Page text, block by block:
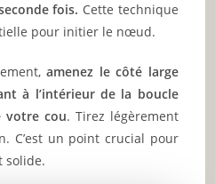
fois. Cette technique
pour initier le nœud.
amenez le côté large
à l’intérieur de la boucle
votre cou. Tirez légèrement
C’est un point crucial pour
solide.